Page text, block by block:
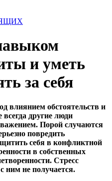
и уметь
за себя
влиянием обстоятельств и
другие люди
Порой случаются
повредить
себя в конфликтной
в собственных
Стресс
ним не получается.